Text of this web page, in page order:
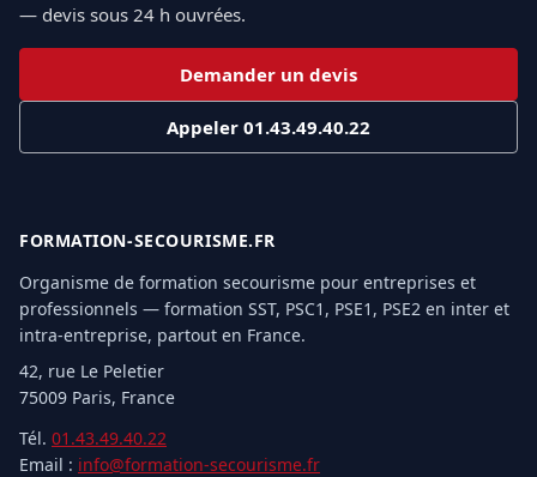
— devis sous 24 h ouvrées.
Demander un devis
Appeler 01.43.49.40.22
FORMATION-SECOURISME.FR
Organisme de formation secourisme pour entreprises et
professionnels — formation SST, PSC1, PSE1, PSE2 en inter et
intra-entreprise, partout en France.
42, rue Le Peletier
75009 Paris, France
Tél. 01.43.49.40.22
Email : info@formation-secourisme.fr